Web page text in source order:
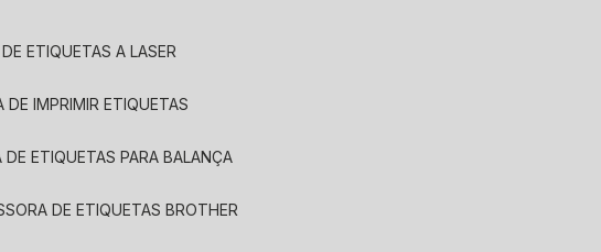
ETIQUETAS A LASER
DE IMPRIMIR ETIQUETAS
DE ETIQUETAS PARA BALANÇA
DE ETIQUETAS BROTHER